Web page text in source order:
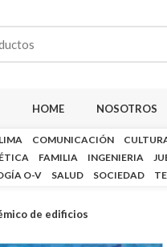
HOME NOSOTROS
COMUNICACIÓN
FAMILIA INGENIERIA
O-V SALUD SOCIEDAD
de edificios